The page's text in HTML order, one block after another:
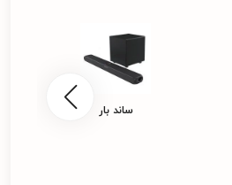
ساند بار